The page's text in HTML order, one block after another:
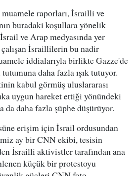
raporları, İsrailli ve
buradaki koşullara yönelik
ve Arap medyasında yer
çalışan İsraillilerin bu nadir
iddialarıyla birlikte Gazze'de
daha fazla ışık tutuyor.
kabul görmüş uluslararası
uygun hareket ettiği yönündeki
da daha fazla şüphe düşürüyor.
erişim için İsrail ordusundan
ay bir CNN ekibi, tesisin
İsrailli aktivistler tarafından ana
küçük bir protestoyu